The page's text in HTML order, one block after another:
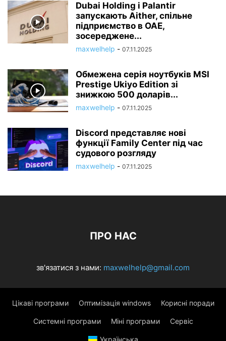
Dubai Holding і Palantir
запускають Aither, спільне
підприємство в ОАЕ,
зосереджене...
maxwelhelp - 07.11.2025
Обмежена серія ноутбуків MSI
Prestige Ukiyo Edition зі
знижкою 500 доларів...
maxwelhelp - 07.11.2025
Discord представляє нові
функції Family Center під час
судового розгляду
maxwelhelp - 07.11.2025
ПРО НАС
зв'язатися з нами: maxwelhelp@gmail.com
Цікаві програми Оптимізація windows Корисні поради
Системні програми Міні програми Сервіс
Українська